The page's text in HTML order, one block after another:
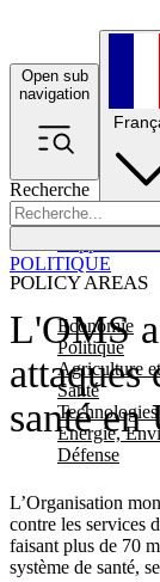
Open sub
navigation
Recherche
POLICY AREAS
Economie
Politique
Agriculture
Santé
Technologies
Energie,
Défense
L'OMS
attaques
santé en
L’Organisation
contre les services
faisant plus de 70
système de santé,
POLITIQUE